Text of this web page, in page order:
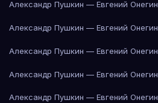
Александр Пушкин — Евгений Онегин
Александр Пушкин — Евгений Онегин
Александр Пушкин — Евгений Онегин
Александр Пушкин — Евгений Онегин
Александр Пушкин — Евгений Онегин